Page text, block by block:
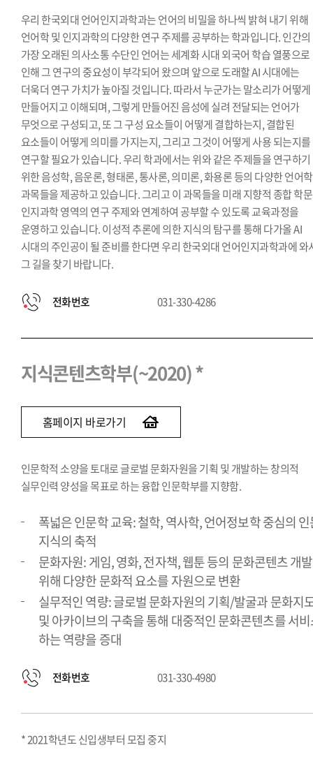
우리 한국외대 언어인지과학과는 언어의 비밀을 하나씩 밝혀 내기 위해
언어학 및 인지과학의 다양한 연구 주제를 공부하는 학과입니다. 인간의
가장 오래된 의사소통 수단인 언어는 세계화 시대 외국어 학습 열풍으로
인해 그 연구의 중요성이 부각되어 왔으며 앞으로 도래할 AI 시대에는
더욱더 연구 가치가 높아질 것입니다. 따라서 누군가는 말소리가 어떻게
만들어지고 이해되며, 그렇게 만들어진 음성에 실려 전달되는 언어가
무엇으로 구성되고, 또 그 구성 요소들이 어떻게 결합하는지, 결합된
요소들이 어떻게 의미를 가지는지, 그리고 그것이 어떻게 사용 되는지를
연구할 필요가 있습니다. 우리 학과에서는 위와 같은 주제들을 연구하기
위한 음성학, 음운론, 형태론, 통사론, 의미론, 화용론 등의 다양한 언어학
과목들을 제공하고 있습니다. 그리고 이 과목들을 미래 지향적 종합 학
인지과학 영역의 연구 주제와 연계하여 공부할 수 있도록 교육과정을
운영하고 있습니다. 이성적 추론에 의한 지식의 탐구를 통해 다가올 AI
시대의 주인공이 될 준비를 한다면 우리 한국외대 언어인지과학과에 와
그 길을 찾기 바랍니다.
전화번호 031-330-4286
지식콘텐츠학부(~2020) *
홈페이지 바로가기
인문학적 소양을 토대로 글로벌 문화자원을 기획 및 개발하는 창의적
실무인력 양성을 목표로 하는 융합 인문학부를 지향함.
폭넓은 인문학 교육: 철학, 역사학, 언어정보학 중심의
지식의 축적
문화자원: 게임, 영화, 전자책, 웹툰 등의 문화콘텐츠 개
위해 다양한 문화적 요소를 자원으로 변환
실무적인 역량: 글로벌 문화자원의 기획/발굴과 문화지
및 아카이브의 구축을 통해 대중적인 문화콘텐츠를 서
하는 역량을 증대
전화번호 031-330-4980
* 2021학년도 신입생부터 모집 중지